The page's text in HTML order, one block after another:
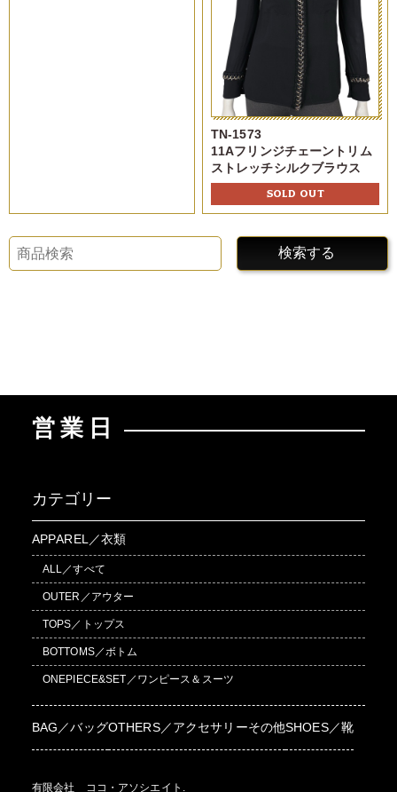
TN-1573
11Aフリンジチェーントリム
ストレッチシルクブラウス
SOLD OUT
検索する
営業日
カテゴリー
APPAREL／衣類
ALL／すべて
OUTER／アウター
TOPS／トップス
BOTTOMS／ボトム
ONEPIECE&SET／ワンピース＆スーツ
BAG／バッグOTHERS／アクセサリーその他SHOES／靴
有限会社 ココ・アソシエイト.